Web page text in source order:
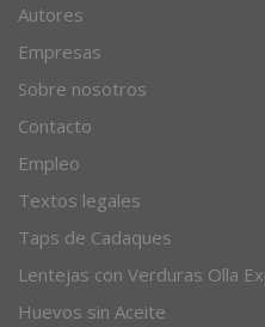
Autores
Empresas
Sobre nosotros
Contacto
Empleo
Textos legales
Taps de Cadaques
Lentejas con Verduras Olla
Huevos sin Aceite